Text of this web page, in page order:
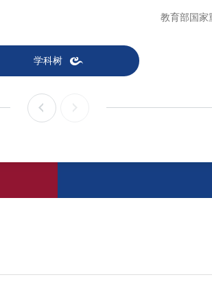
教育部国家
学科树